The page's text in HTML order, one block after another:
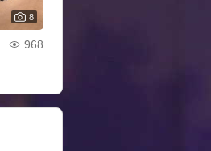
8
968